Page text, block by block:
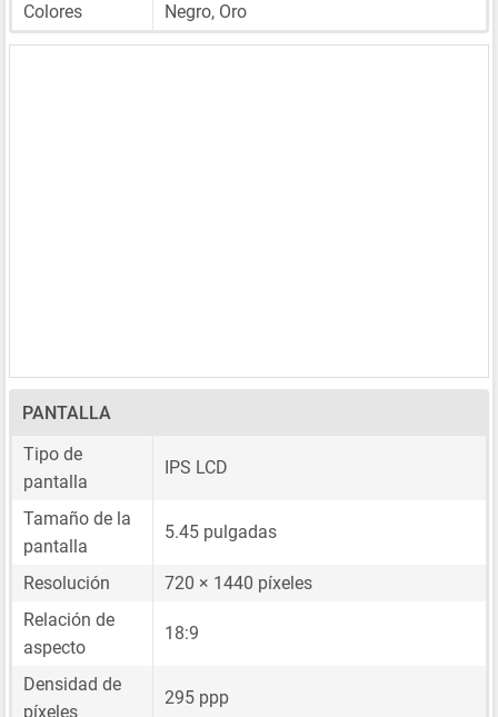
Colores
Negro, Oro
PANTALLA
Tipo de
pantalla
IPS LCD
Tamaño de la
pantalla
5.45 pulgadas
Resolución
720 × 1440 píxeles
Relación de
aspecto
18:9
Densidad de
píxeles
295 ppp